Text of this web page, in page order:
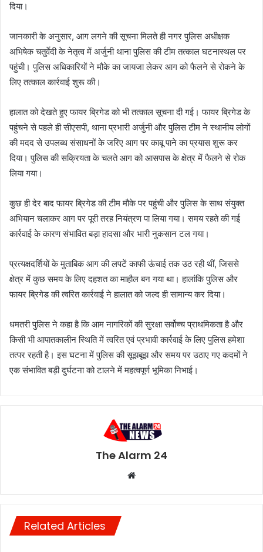
दिया।
जानकारी के अनुसार, आग लगने की सूचना मिलते ही नगर पुलिस अधीक्षक
अभिषेक चतुर्वेदी के नेतृत्व में अर्जुनी थाना पुलिस की टीम तत्काल घटनास्थल पर
पहुंची। पुलिस अधिकारियों ने मौके का जायजा लेकर आग को फैलने से रोकने के
लिए तत्काल कार्रवाई शुरू की।
हालात को देखते हुए फायर ब्रिगेड को भी तत्काल सूचना दी गई। फायर ब्रिगेड के
पहुंचने से पहले ही सीएसपी, थाना प्रभारी अर्जुनी और पुलिस टीम ने स्थानीय लोगों
की मदद से उपलब्ध संसाधनों के जरिए आग पर काबू पाने का प्रयास शुरू कर
दिया। पुलिस की सक्रियता के चलते आग को आसपास के क्षेत्र में फैलने से रोक
लिया गया।
कुछ ही देर बाद फायर ब्रिगेड की टीम मौके पर पहुंची और पुलिस के साथ संयुक्त
अभियान चलाकर आग पर पूरी तरह नियंत्रण पा लिया गया। समय रहते की गई
कार्रवाई के कारण संभावित बड़ा हादसा और भारी नुकसान टल गया।
प्रत्यक्षदर्शियों के मुताबिक आग की लपटें काफी ऊंचाई तक उठ रही थीं, जिससे
क्षेत्र में कुछ समय के लिए दहशत का माहौल बन गया था। हालांकि पुलिस और
फायर ब्रिगेड की त्वरित कार्रवाई ने हालात को जल्द ही सामान्य कर दिया।
धमतरी पुलिस ने कहा है कि आम नागरिकों की सुरक्षा सर्वोच्च प्राथमिकता है और
किसी भी आपातकालीन स्थिति में त्वरित एवं प्रभावी कार्रवाई के लिए पुलिस हमेशा
तत्पर रहती है। इस घटना में पुलिस की सूझबूझ और समय पर उठाए गए कदमों ने
एक संभावित बड़ी दुर्घटना को टालने में महत्वपूर्ण भूमिका निभाई।
The Alarm 24
Website
Related Articles